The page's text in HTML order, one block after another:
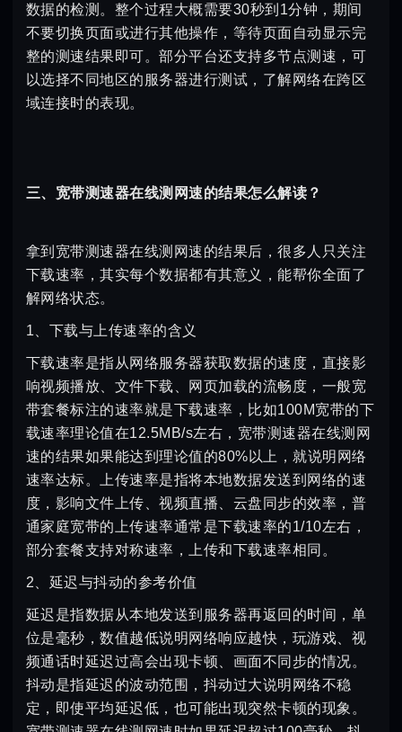
数据的检测。整个过程大概需要30秒到1分钟，期间
不要切换页面或进行其他操作，等待页面自动显示完
整的测速结果即可。部分平台还支持多节点测速，可
以选择不同地区的服务器进行测试，了解网络在跨区
域连接时的表现。
三、宽带测速器在线测网速的结果怎么解读？
拿到宽带测速器在线测网速的结果后，很多人只关注
下载速率，其实每个数据都有其意义，能帮你全面了
解网络状态。
1、下载与上传速率的含义
下载速率是指从网络服务器获取数据的速度，直接影
响视频播放、文件下载、网页加载的流畅度，一般宽
带套餐标注的速率就是下载速率，比如100M宽带的下
载速率理论值在12.5MB/s左右，宽带测速器在线测网
速的结果如果能达到理论值的80%以上，就说明网络
速率达标。上传速率是指将本地数据发送到网络的速
度，影响文件上传、视频直播、云盘同步的效率，普
通家庭宽带的上传速率通常是下载速率的1/10左右，
部分套餐支持对称速率，上传和下载速率相同。
2、延迟与抖动的参考价值
延迟是指数据从本地发送到服务器再返回的时间，单
位是毫秒，数值越低说明网络响应越快，玩游戏、视
频通话时延迟过高会出现卡顿、画面不同步的情况。
抖动是指延迟的波动范围，抖动过大说明网络不稳
定，即使平均延迟低，也可能出现突然卡顿的现象。